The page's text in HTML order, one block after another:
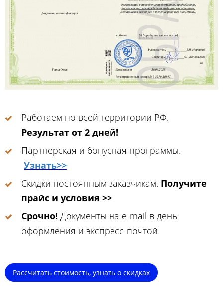
Работаем по всей территории РФ.
Результат от 2 дней!
Партнерская и бонусная программы.
Узнать>>
Скидки постоянным заказчикам. Получите
прайс и условия >>
Срочно! Документы на e-mail в день
оформления и экспресс-почтой
Рассчитать стоимость, узнать о скидках